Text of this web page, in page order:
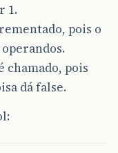
1.
pois o
chamado, pois
dá false.